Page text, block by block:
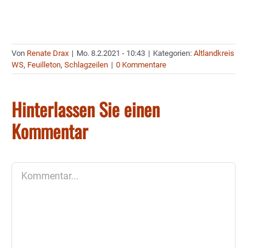
Von Renate Drax | Mo. 8.2.2021 - 10:43 | Kategorien: Altlandkreis
WS, Feuilleton, Schlagzeilen | 0 Kommentare
Hinterlassen Sie einen
Kommentar